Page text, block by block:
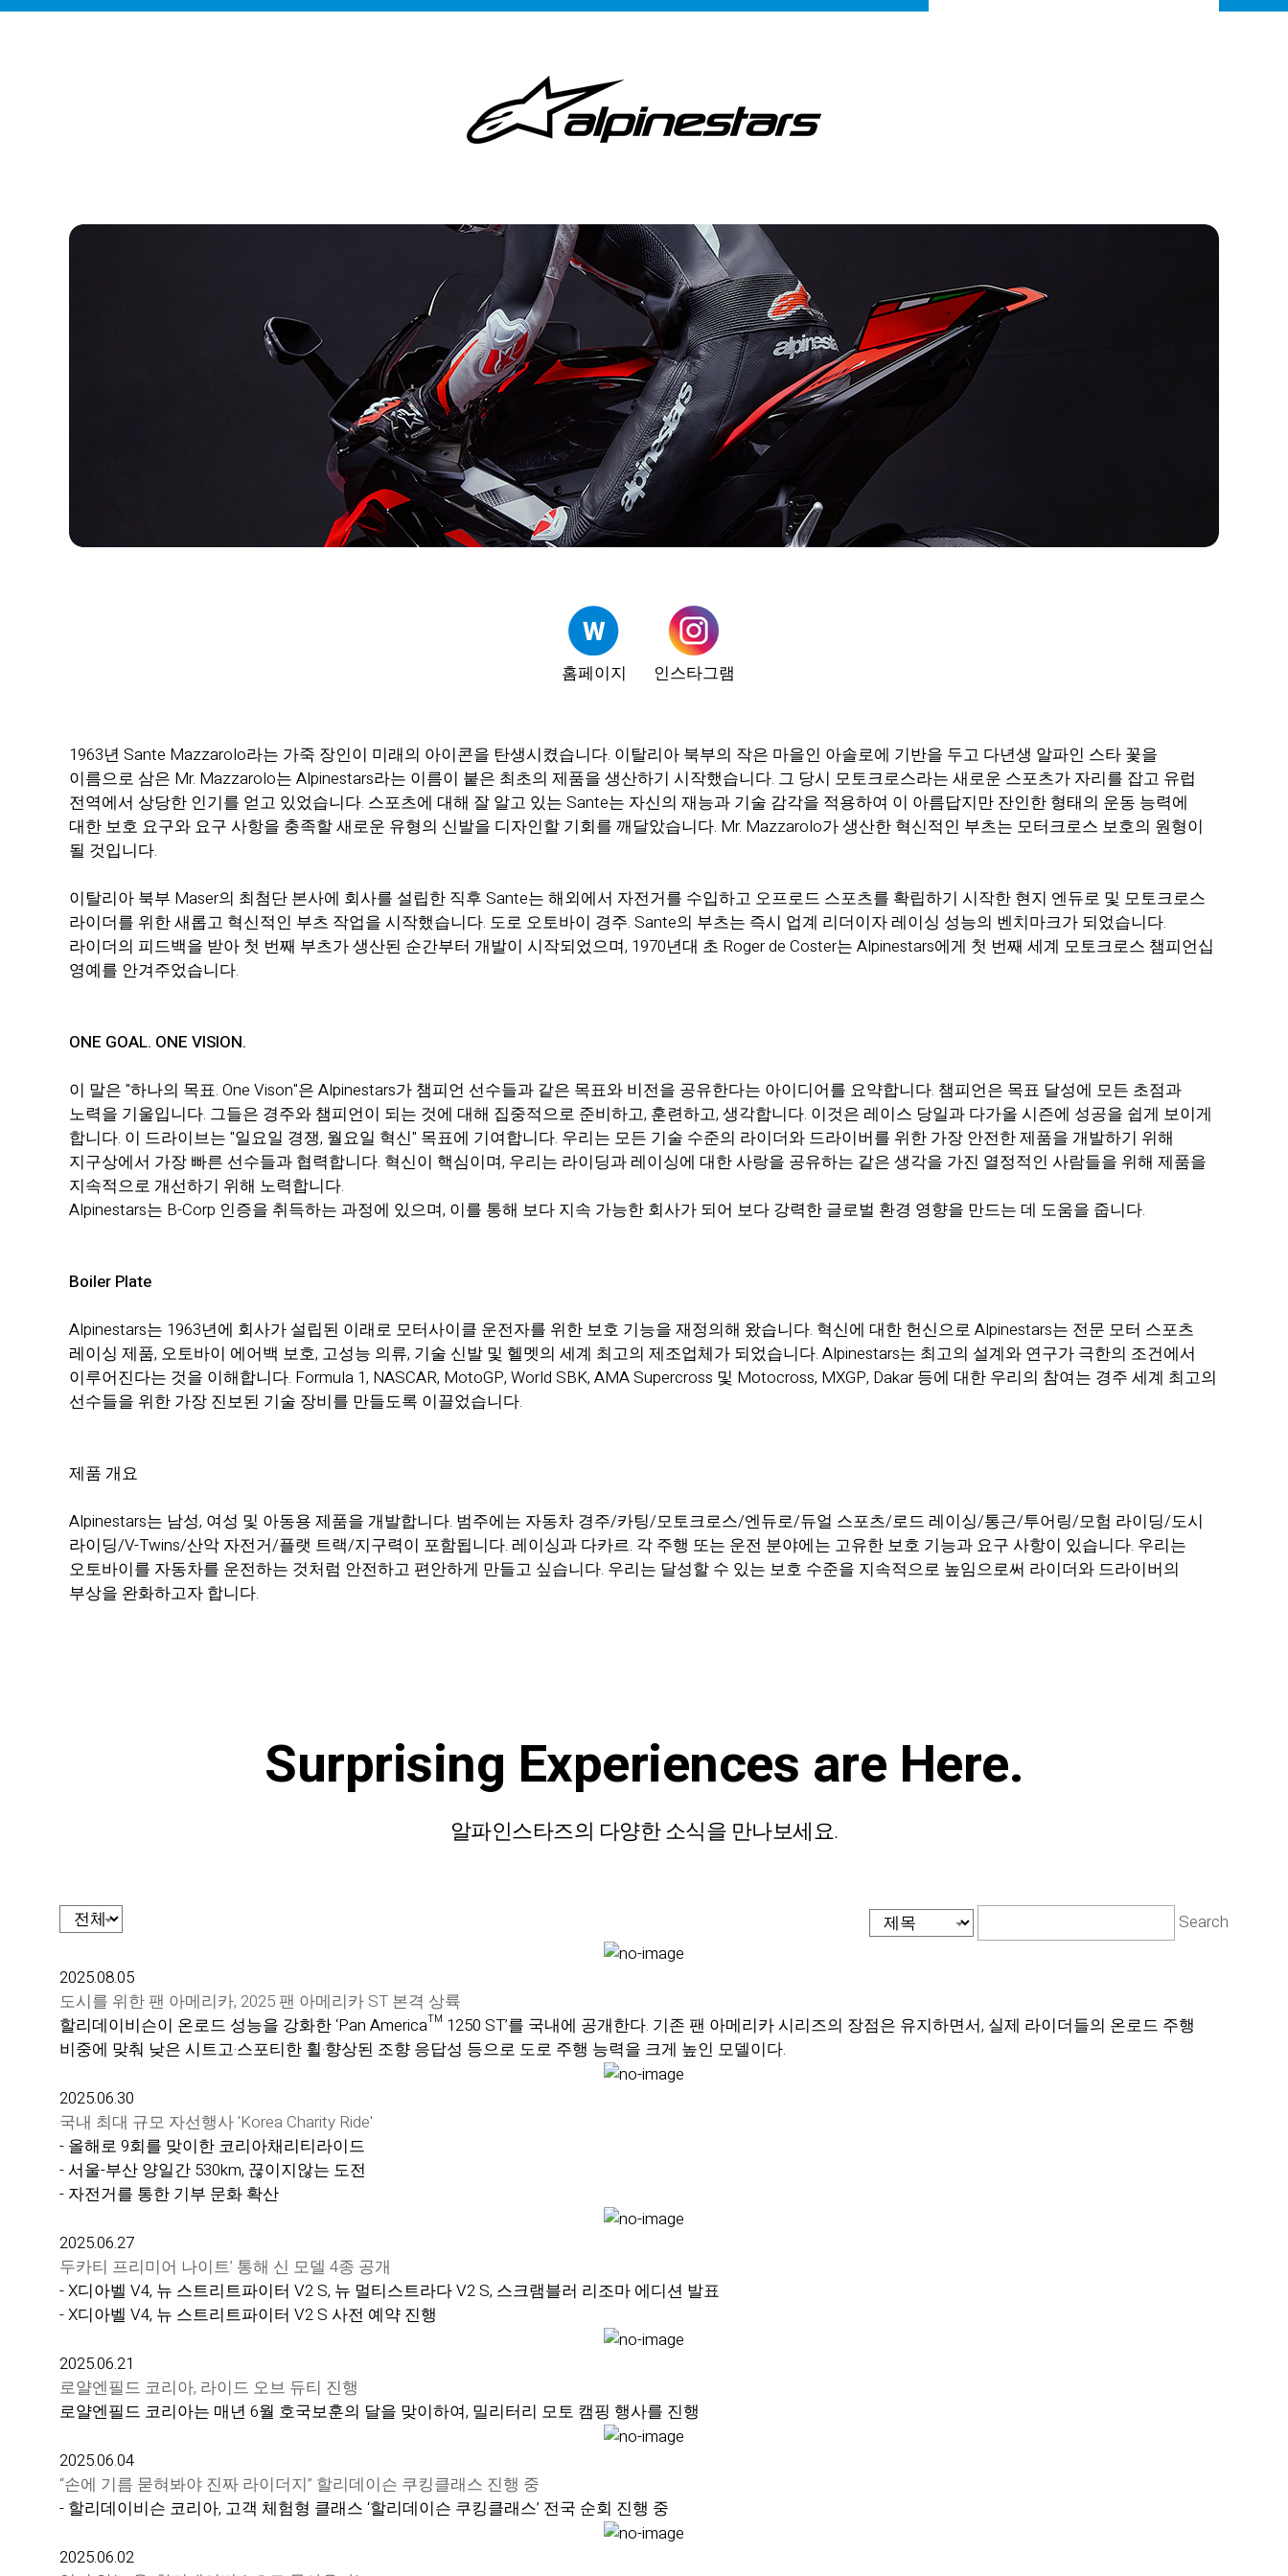
홈페이지 인스타그램
1963년 Sante Mazzarolo라는 가죽 장인이 미래의 아이콘을 탄생시켰습니다. 이탈리아 북부의 작은 마을인 아솔로에 기반을 두고 다년생 알파인 스타 꽃을
이름으로 삼은 Mr. Mazzarolo는 Alpinestars라는 이름이 붙은 최초의 제품을 생산하기 시작했습니다. 그 당시 모토크로스라는 새로운 스포츠가 자리를 잡고 유럽
전역에서 상당한 인기를 얻고 있었습니다. 스포츠에 대해 잘 알고 있는 Sante는 자신의 재능과 기술 감각을 적용하여 이 아름답지만 잔인한 형태의 운동 능력에
대한 보호 요구와 요구 사항을 충족할 새로운 유형의 신발을 디자인할 기회를 깨달았습니다. Mr. Mazzarolo가 생산한 혁신적인 부츠는 모터크로스 보호의 원형이
될 것입니다.
이탈리아 북부 Maser의 최첨단 본사에 회사를 설립한 직후 Sante는 해외에서 자전거를 수입하고 오프로드 스포츠를 확립하기 시작한 현지 엔듀로 및 모토크로스
라이더를 위한 새롭고 혁신적인 부츠 작업을 시작했습니다. 도로 오토바이 경주. Sante의 부츠는 즉시 업계 리더이자 레이싱 성능의 벤치마크가 되었습니다.
라이더의 피드백을 받아 첫 번째 부츠가 생산된 순간부터 개발이 시작되었으며, 1970년대 초 Roger de Coster는 Alpinestars에게 첫 번째 세계 모토크로스 챔피언십
영예를 안겨주었습니다.
ONE GOAL. ONE VISION.
이 말은 "하나의 목표. One Vison"은 Alpinestars가 챔피언 선수들과 같은 목표와 비전을 공유한다는 아이디어를 요약합니다. 챔피언은 목표 달성에 모든 초점과
노력을 기울입니다. 그들은 경주와 챔피언이 되는 것에 대해 집중적으로 준비하고, 훈련하고, 생각합니다. 이것은 레이스 당일과 다가올 시즌에 성공을 쉽게 보이게
합니다. 이 드라이브는 "일요일 경쟁, 월요일 혁신" 목표에 기여합니다. 우리는 모든 기술 수준의 라이더와 드라이버를 위한 가장 안전한 제품을 개발하기 위해
지구상에서 가장 빠른 선수들과 협력합니다. 혁신이 핵심이며, 우리는 라이딩과 레이싱에 대한 사랑을 공유하는 같은 생각을 가진 열정적인 사람들을 위해 제품을
지속적으로 개선하기 위해 노력합니다.
Alpinestars는 B-Corp 인증을 취득하는 과정에 있으며, 이를 통해 보다 지속 가능한 회사가 되어 보다 강력한 글로벌 환경 영향을 만드는 데 도움을 줍니다.
Boiler Plate
Alpinestars는 1963년에 회사가 설립된 이래로 모터사이클 운전자를 위한 보호 기능을 재정의해 왔습니다. 혁신에 대한 헌신으로 Alpinestars는 전문 모터 스포츠
레이싱 제품, 오토바이 에어백 보호, 고성능 의류, 기술 신발 및 헬멧의 세계 최고의 제조업체가 되었습니다. Alpinestars는 최고의 설계와 연구가 극한의 조건에서
이루어진다는 것을 이해합니다. Formula 1, NASCAR, MotoGP, World SBK, AMA Supercross 및 Motocross, MXGP, Dakar 등에 대한 우리의 참여는 경주 세계 최고의
선수들을 위한 가장 진보된 기술 장비를 만들도록 이끌었습니다.
제품 개요
Alpinestars는 남성, 여성 및 아동용 제품을 개발합니다. 범주에는 자동차 경주/카팅/모토크로스/엔듀로/듀얼 스포츠/로드 레이싱/통근/투어링/모험 라이딩/도시
라이딩/V-Twins/산악 자전거/플랫 트랙/지구력이 포함됩니다. 레이싱과 다카르. 각 주행 또는 운전 분야에는 고유한 보호 기능과 요구 사항이 있습니다. 우리는
오토바이를 자동차를 운전하는 것처럼 안전하고 편안하게 만들고 싶습니다. 우리는 달성할 수 있는 보호 수준을 지속적으로 높임으로써 라이더와 드라이버의
부상을 완화하고자 합니다.
Surprising Experiences are Here.
알파인스타즈의 다양한 소식을 만나보세요.
Search
2025.08.05
도시를 위한 팬 아메리카, 2025 팬 아메리카 ST 본격 상륙
할리데이비슨이 온로드 성능을 강화한 ‘Pan America™ 1250 ST’를 국내에 공개한다. 기존 팬 아메리카 시리즈의 장점은 유지하면서, 실제 라이더들의 온로드 주행
비중에 맞춰 낮은 시트고·스포티한 휠·향상된 조향 응답성 등으로 도로 주행 능력을 크게 높인 모델이다.
2025.06.30
국내 최대 규모 자선행사 'Korea Charity Ride'
- 올해로 9회를 맞이한 코리아채리티라이드
- 서울-부산 양일간 530km, 끊이지않는 도전
- 자전거를 통한 기부 문화 확산
2025.06.27
두카티 프리미어 나이트’ 통해 신 모델 4종 공개
- X디아벨 V4, 뉴 스트리트파이터 V2 S, 뉴 멀티스트라다 V2 S, 스크램블러 리조마 에디션 발표
- X디아벨 V4, 뉴 스트리트파이터 V2 S 사전 예약 진행
2025.06.21
로얄엔필드 코리아, 라이드 오브 듀티 진행
로얄엔필드 코리아는 매년 6월 호국보훈의 달을 맞이하여, 밀리터리 모토 캠핑 행사를 진행
2025.06.04
“손에 기름 묻혀봐야 진짜 라이더지” 할리데이슨 쿠킹클래스 진행 중
- 할리데이비슨 코리아, 고객 체험형 클래스 ‘할리데이슨 쿠킹클래스’ 전국 순회 진행 중
2025.06.02